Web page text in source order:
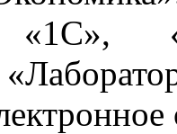
«1С»,